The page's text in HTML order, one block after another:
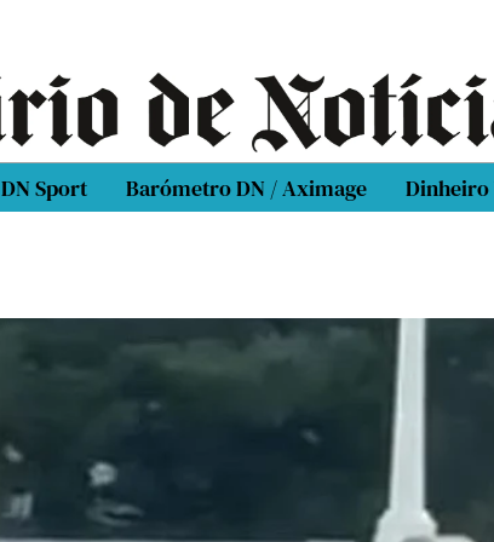
DN Sport Barómetro DN / Aximage Dinheiro